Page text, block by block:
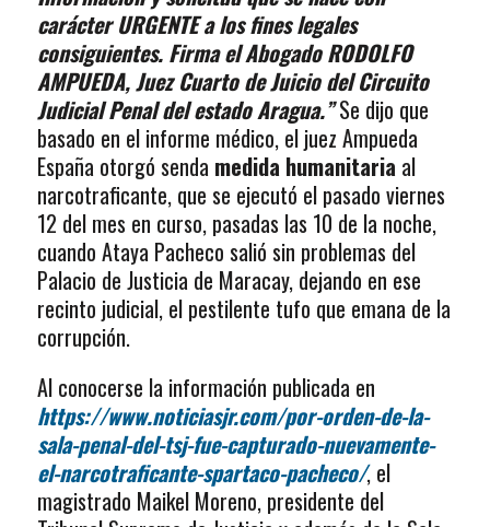
carácter URGENTE a los fines legales
consiguientes. Firma el Abogado RODOLFO
AMPUEDA, Juez Cuarto de Juicio del Circuito
Judicial Penal del estado Aragua.”Se dijo que
basado en el informe médico, el juez Ampueda
España otorgó senda medida humanitaria al
narcotraficante, que se ejecutó el pasado viernes
12 del mes en curso, pasadas las 10 de la noche,
cuando Ataya Pacheco salió sin problemas del
Palacio de Justicia de Maracay, dejando en ese
recinto judicial, el pestilente tufo que emana de la
corrupción.
Al conocerse la información publicada en
https://www.noticiasjr.com/por-orden-de-la-
sala-penal-del-tsj-fue-capturado-nuevamente-
el-narcotraficante-spartaco-pacheco/, el
magistrado Maikel Moreno, presidente del